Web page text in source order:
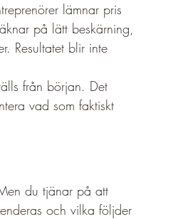
lämnar pris
på lätt beskärning,
Resultatet blir inte
från början. Det
vad som faktiskt
du tjänar på att
och vilka följder